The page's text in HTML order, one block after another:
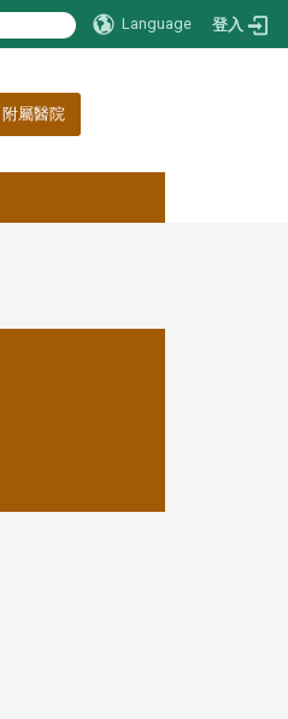
Language 登入
附屬醫院